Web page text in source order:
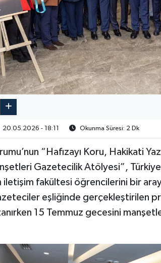
20.05.2026 - 18:11 Okunma Süresi: 2 Dk
“Hafızayı Koru, Hakikati
Gazetecilik Atölyesi”,
iletişim fakültesi öğrencilerini bir
eşliğinde gerçekleştirilen
15 Temmuz gecesini